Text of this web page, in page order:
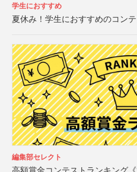
学生におすすめ
夏休み！学生におすすめのコン
編集部セレクト